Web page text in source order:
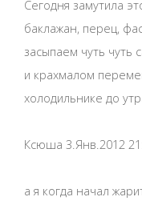
Сегодня замутила
баклажан, перец,
засыпаем чуть чуть
и крахмалом
холодильнике до
Ксюша 3.Янв.2012
а я когда начал